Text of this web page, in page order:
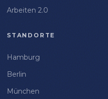
Arbeiten 2.0
STANDORTE
Hamburg
Berlin
München